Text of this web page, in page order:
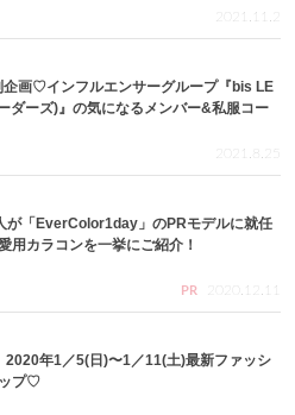
2021.11.2
企画♡インフルエンサーグループ『bis LE
ダーズ)』の気になるメンバー&私服コー
2021.8.25
が「EverColor1day」のPRモデルに就任
用カラコンを一挙にご紹介！
PR 2020.12.11
2020年1／5(日)〜1／11(土)最新ファッシ
ップ♡